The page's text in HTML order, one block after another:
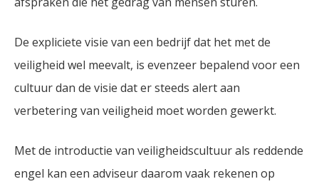
De expliciete visie van een bedrijf dat het met de
veiligheid wel meevalt, is evenzeer bepalend voor een
cultuur dan de visie dat er steeds alert aan
verbetering van veiligheid moet worden gewerkt.
Met de introductie van veiligheidscultuur als reddende
engel kan een adviseur daarom vaak rekenen op